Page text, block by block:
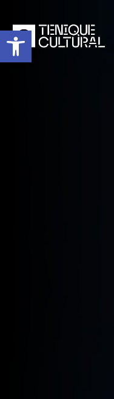
Abrir barra de herramientas